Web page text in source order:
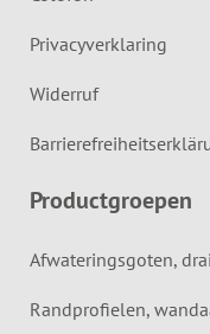
Privacyverklaring
Widerruf
Productgroepen
Afwateringsgoten,
Randprofielen,